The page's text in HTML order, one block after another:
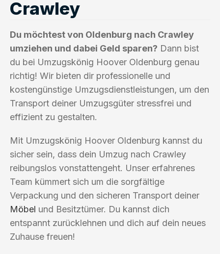
Crawley
Du möchtest von Oldenburg nach Crawley
umziehen und dabei Geld sparen? Dann bist
du bei Umzugskönig Hoover Oldenburg genau
richtig! Wir bieten dir professionelle und
kostengünstige Umzugsdienstleistungen, um den
Transport deiner Umzugsgüter stressfrei und
effizient zu gestalten.
Mit Umzugskönig Hoover Oldenburg kannst du
sicher sein, dass dein Umzug nach Crawley
reibungslos vonstattengeht. Unser erfahrenes
Team kümmert sich um die sorgfältige
Verpackung und den sicheren Transport deiner
Möbel und Besitztümer. Du kannst dich
entspannt zurücklehnen und dich auf dein neues
Zuhause freuen!